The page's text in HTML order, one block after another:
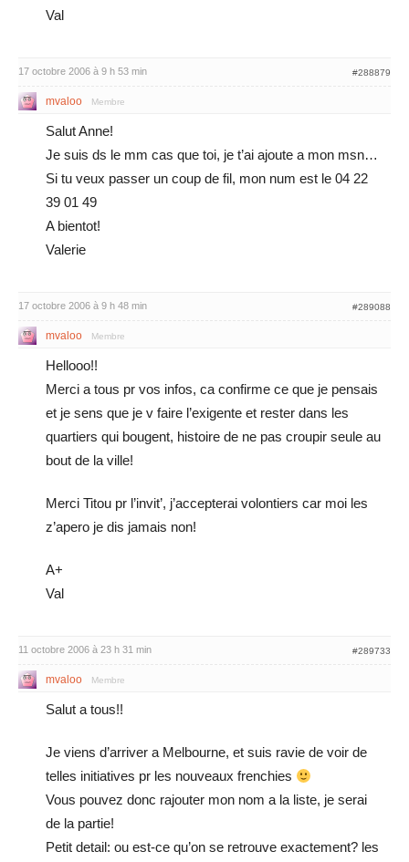
Val
17 octobre 2006 à 9 h 53 min #288879
mvaloo Membre
Salut Anne!
Je suis ds le mm cas que toi, je t’ai ajoute a mon msn…
Si tu veux passer un coup de fil, mon num est le 04 22
39 01 49
A bientot!
Valerie
17 octobre 2006 à 9 h 48 min #289088
mvaloo Membre
Hellooo!!
Merci a tous pr vos infos, ca confirme ce que je pensais
et je sens que je v faire l’exigente et rester dans les
quartiers qui bougent, histoire de ne pas croupir seule au
bout de la ville!
Merci Titou pr l’invit’, j’accepterai volontiers car moi les
z’apero je dis jamais non!
A+
Val
11 octobre 2006 à 23 h 31 min #289733
mvaloo Membre
Salut a tous!!
Je viens d’arriver a Melbourne, et suis ravie de voir de
telles initiatives pr les nouveaux frenchies
Vous pouvez donc rajouter mon nom a la liste, je serai
de la partie!
Petit detail: ou est-ce qu’on se retrouve exactement? les